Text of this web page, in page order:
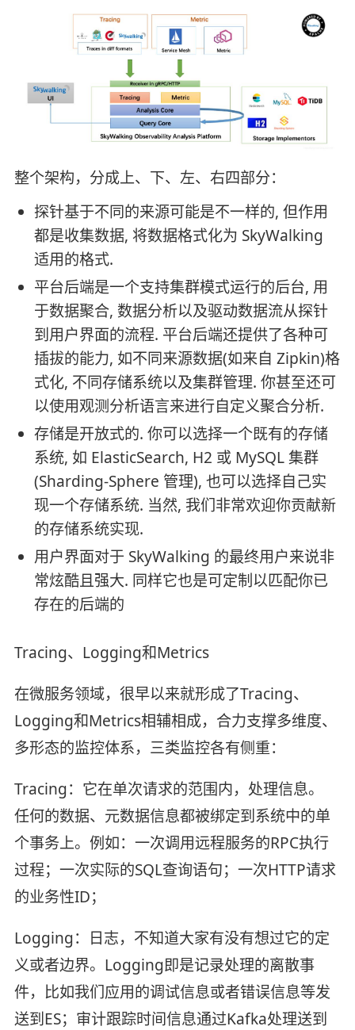
整个架构，分成上、下、左、右四部分：
探针基于不同的来源可能是不一样的, 但作用
都是收集数据, 将数据格式化为 SkyWalking
适用的格式.
平台后端是一个支持集群模式运行的后台, 用
于数据聚合, 数据分析以及驱动数据流从探针
到用户界面的流程. 平台后端还提供了各种可
插拔的能力, 如不同来源数据(如来自 Zipkin)格
式化, 不同存储系统以及集群管理. 你甚至还可
以使用观测分析语言来进行自定义聚合分析.
存储是开放式的. 你可以选择一个既有的存储
系统, 如 ElasticSearch, H2 或 MySQL 集群
(Sharding-Sphere 管理), 也可以选择自己实
现一个存储系统. 当然, 我们非常欢迎你贡献新
的存储系统实现.
用户界面对于 SkyWalking 的最终用户来说非
常炫酷且强大. 同样它也是可定制以匹配你已
存在的后端的
Tracing、Logging和Metrics
在微服务领域，很早以来就形成了Tracing、
Logging和Metrics相辅相成，合力支撑多维度、
多形态的监控体系，三类监控各有侧重：
Tracing：它在单次请求的范围内，处理信息。
任何的数据、元数据信息都被绑定到系统中的单
个事务上。例如：一次调用远程服务的RPC执行
过程；一次实际的SQL查询语句；一次HTTP请求
的业务性ID；
Logging：日志，不知道大家有没有想过它的定
义或者边界。Logging即是记录处理的离散事
件，比如我们应用的调试信息或者错误信息等发
送到ES；审计跟踪时间信息通过Kafka处理送到